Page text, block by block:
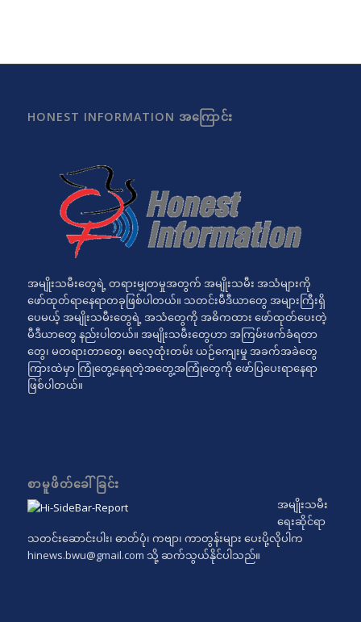
HONEST INFORMATION အကြောင်း
အမျိုးသမီးတွေရဲ့ တရားမျှတမှုအတွက် အမျိုးသမီး အသံများကို
ဖော်ထုတ်ရာနေရာတခုဖြစ်ပါတယ်။ သတင်းမီဒီယာတွေ အများကြီးရှိ
ပေမယ့် အမျိုးသမီးတွေရဲ့ အသံတွေကို အဓိကထား ဖော်ထုတ်ပေးတဲ့
မီဒီယာတွေ နည်းပါတယ်။ အမျိုးသမီးတွေဟာ အကြမ်းဖက်ခံရတာ
တွေ၊ မတရားတာတွေ၊ ဓလေ့ထုံးတမ်း ယဉ်ကျေးမှု အခက်အခဲတွေ
ကြားထဲမှာ ကြုံတွေ့နေရတဲ့အတွေ့အကြုံတွေကို ဖော်ပြပေးရာနေရာ
ဖြစ်ပါတယ်။
စာမူဖိတ်ခေါ်ခြင်း
အမျိုးသမီး
ရေးဆိုင်ရာ
သတင်းဆောင်းပါး၊ ဓာတ်ပုံ၊ ကဗျာ၊ ကာတွန်းများ ပေးပို့လိုပါက
hinews.bwu@gmail.com သို့ ဆက်သွယ်နိုင်ပါသည်။